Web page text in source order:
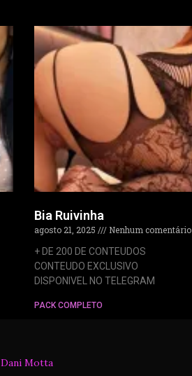
Bia Ruivinha
agosto 21, 2025
Nenhum comentário
+ DE 200 DE CONTEUDOS
CONTEUDO EXCLUSIVO
DISPONIVEL NO TELEGRAM
PACK COMPLETO
Dani Motta